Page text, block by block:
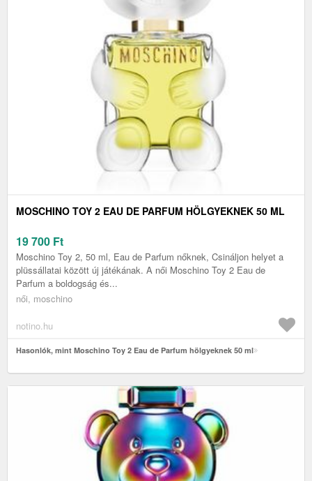
MOSCHINO TOY 2 EAU DE PARFUM HÖLGYEKNEK 50 ML
19 700 Ft
Moschino Toy 2, 50 ml, Eau de Parfum nőknek, Csináljon helyet a
plüssállatai között új játékának. A női Moschino Toy 2 Eau de
Parfum a boldogság és...
női, moschino
notino.hu
Hasonlók, mint Moschino Toy 2 Eau de Parfum hölgyeknek 50 ml